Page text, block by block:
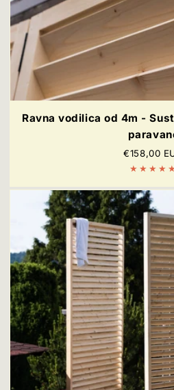
Ravna vodilica od 4m -
Redovna
cijena
€158,00